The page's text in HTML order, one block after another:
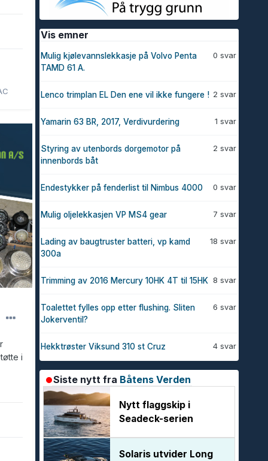
i
Vis emner
0 svar
Mulig kjølevannslekkasje på Volvo Penta
TAMD 61 A.
2 svar
Lenco trimplan EL Den ene vil ikke fungere !
1 svar
Yamarin 63 BR, 2017, Verdivurdering
2 svar
Styring av utenbords dorgemotor på
innenbords båt
0 svar
Endestykker på fenderlist til Nimbus 4000
7 svar
Mulig oljelekkasjen VP MS4 gear
18 svar
Lading av baugtruster batteri, vp kamd
300a
8 svar
Trimming av 2016 Mercury 10HK 4T til 15HK
6 svar
Toalettet fylles opp etter flushing. Sliten
Jokerventil?
4 svar
Hekktrøster Viksund 310 st Cruz
Siste nytt fra Båtens Verden
Nytt flaggskip i
Seadeck-serien
Solaris utvider Long